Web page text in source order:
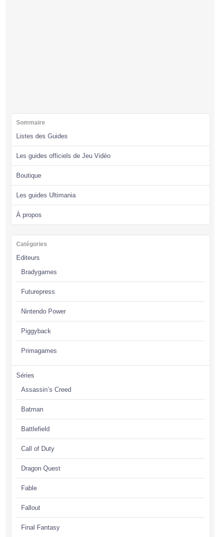
Sommaire
Listes des Guides
Les guides officiels de Jeu Vidéo
Boutique
Les guides Ultimania
À propos
Catégories
Editeurs
Bradygames
Futurepress
Nintendo Power
Piggyback
Primagames
Séries
Assassin’s Creed
Batman
Battlefield
Call of Duty
Dragon Quest
Fable
Fallout
Final Fantasy